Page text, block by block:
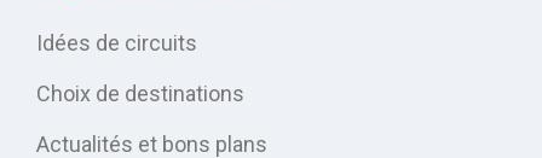
Idées de circuits
Choix de destinations
Actualités et bons plans